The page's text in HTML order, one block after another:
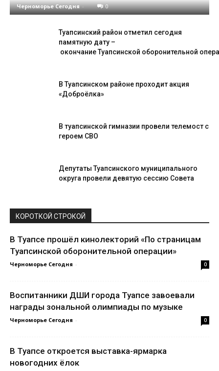
Черноморье Сегодня - 0
Туапсинский район отметил сегодня
памятную дату –
окончание Туапсинской оборонительной
В Туапсинском районе проходит акция
«Доброёлка»
В туапсинской гимназии провели телемост с
героем СВО
Депутаты Туапсинского муниципального
округа провели девятую сессию Совета
КОРОТКОЙ СТРОКОЙ
В Туапсе прошёл кинолекторий «По страницам
Туапсинской оборонительной операции»
Черноморье Сегодня - 0
Воспитанники ДШИ города Туапсе завоевали
награды зональной олимпиады по музыке
Черноморье Сегодня - 0
В Туапсе откроется выставка-ярмарка
новогодних ёлок